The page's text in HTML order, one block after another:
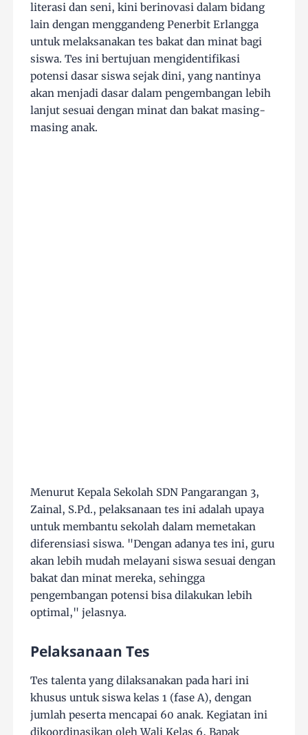
literasi dan seni, kini berinovasi dalam bidang
lain dengan menggandeng Penerbit Erlangga
untuk melaksanakan tes bakat dan minat bagi
siswa. Tes ini bertujuan mengidentifikasi
potensi dasar siswa sejak dini, yang nantinya
akan menjadi dasar dalam pengembangan lebih
lanjut sesuai dengan minat dan bakat masing-
masing anak​.
Menurut Kepala Sekolah SDN Pangarangan 3,
Zainal, S.Pd., pelaksanaan tes ini adalah upaya
untuk membantu sekolah dalam memetakan
diferensiasi siswa. "Dengan adanya tes ini, guru
akan lebih mudah melayani siswa sesuai dengan
bakat dan minat mereka, sehingga
pengembangan potensi bisa dilakukan lebih
optimal," jelasnya.
Pelaksanaan Tes
Tes talenta yang dilaksanakan pada hari ini
khusus untuk siswa kelas 1 (fase A), dengan
jumlah peserta mencapai 60 anak. Kegiatan ini
dikoordinasikan oleh Wali Kelas 6, Bapak